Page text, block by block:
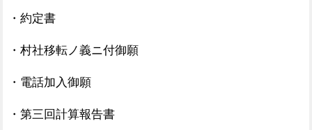
・約定書
・村社移転ノ義ニ付御願
・電話加入御願
・第三回計算報告書